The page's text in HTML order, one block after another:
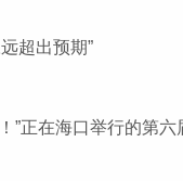
超出预期”
在海口举行的第六